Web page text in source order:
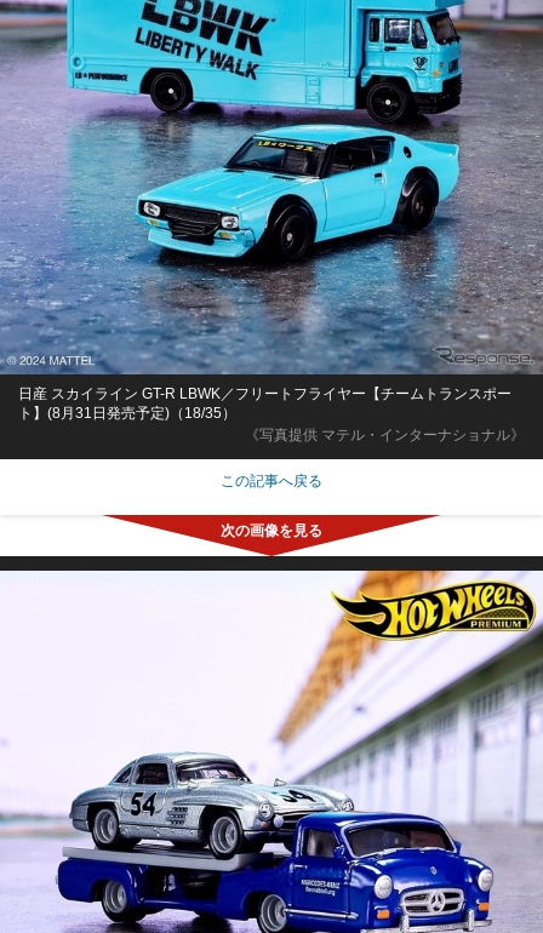
《写真提供 マテル・インターナショナル》
日産 スカイライン GT-R LBWK／フリートフライヤー【チームトランスポー
ト】(8月31日発売予定)（18/35）
この記事へ戻る